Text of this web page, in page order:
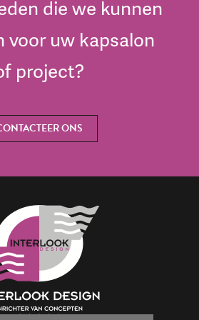
die we kunnen
voor uw kapsalon
project?
ONS